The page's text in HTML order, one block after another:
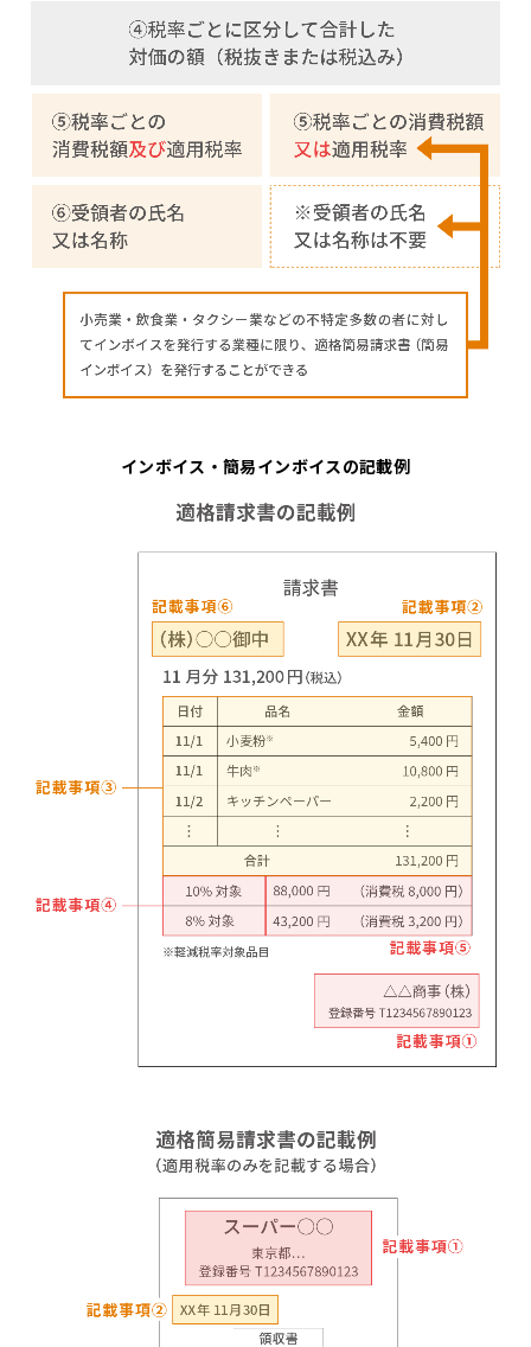
インボイス・簡易インボイスの記載例